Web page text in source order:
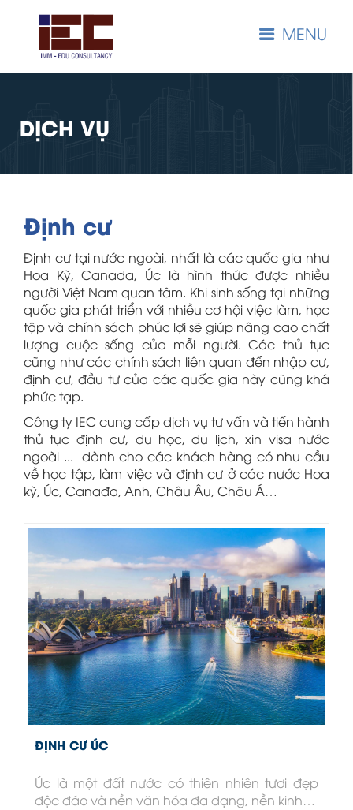
DỊCH VỤ
Định cư
Định cư tại nước ngoài, nhất là các quốc gia như
Hoa Kỳ, Canada, Úc là hình thức được nhiều
người Việt Nam quan tâm. Khi sinh sống tại những
quốc gia phát triển với nhiều cơ hội việc làm, học
tập và chính sách phúc lợi sẽ giúp nâng cao chất
lượng cuộc sống của mỗi người. Các thủ tục
cũng như các chính sách liên quan đến nhập cư,
định cư, đầu tư của các quốc gia này cũng khá
phức tạp.
Công ty IEC cung cấp dịch vụ tư vấn và tiến hành
thủ tục định cư, du học, du lịch, xin visa nước
ngoài ... dành cho các khách hàng có nhu cầu
về học tập, làm việc và định cư ở các nước Hoa
kỳ, Úc, Canađa, Anh, Châu Âu, Châu Á…
ĐỊNH CƯ ÚC
Úc là một đất nước có thiên nhiên tươi đẹp
độc đáo và nền văn hóa đa dạng, nền kinh…
MENU